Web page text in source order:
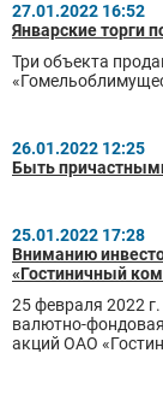
27.01.2022 16:52
Январские торги
Три объекта
26.01.2022 12:25
Быть
25.01.2022 17:28
Вниманию
«Гостиничный
25 февраля 2022
валютно-
акций ОАО